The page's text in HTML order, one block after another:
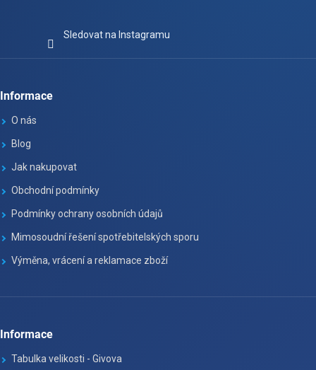
Sledovat na Instagramu
Informace
O nás
Blog
Jak nakupovat
Obchodní podmínky
Podmínky ochrany osobních údajů
Mimosoudní řešení spotřebitelských sporu
Výměna, vrácení a reklamace zboží
Informace
Tabulka velikosti - Givova